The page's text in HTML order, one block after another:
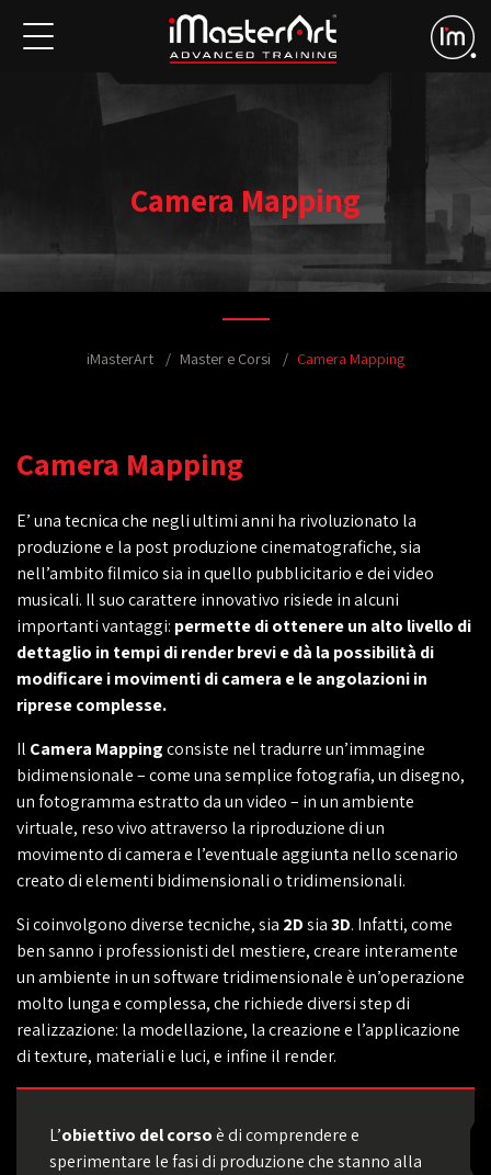
Camera Mapping
iMasterArt Master e Corsi Camera Mapping
Camera Mapping
E’ una tecnica che negli ultimi anni ha rivoluzionato la
produzione e la post produzione cinematografiche, sia
nell’ambito filmico sia in quello pubblicitario e dei video
musicali. Il suo carattere innovativo risiede in alcuni
importanti vantaggi: permette di ottenere un alto livello di
dettaglio in tempi di render brevi e dà la possibilità di
modificare i movimenti di camera e le angolazioni in
riprese complesse.
Il Camera Mappingconsiste nel tradurre un’immagine
bidimensionale – come una semplice fotografia, un disegno,
un fotogramma estratto da un video – in un ambiente
virtuale, reso vivo attraverso la riproduzione di un
movimento di camera e l’eventuale aggiunta nello scenario
creato di elementi bidimensionali o tridimensionali.
Si coinvolgono diverse tecniche, sia 2Dsia3D. Infatti, come
ben sanno i professionisti del mestiere, creare interamente
un ambiente in un software tridimensionale è un’operazione
molto lunga e complessa, che richiede diversi step di
realizzazione: la modellazione, la creazione e l’applicazione
di texture, materiali e luci, e infine il render.
L’obiettivo del corsoè di comprendere e
sperimentare le fasi di produzione che stanno alla